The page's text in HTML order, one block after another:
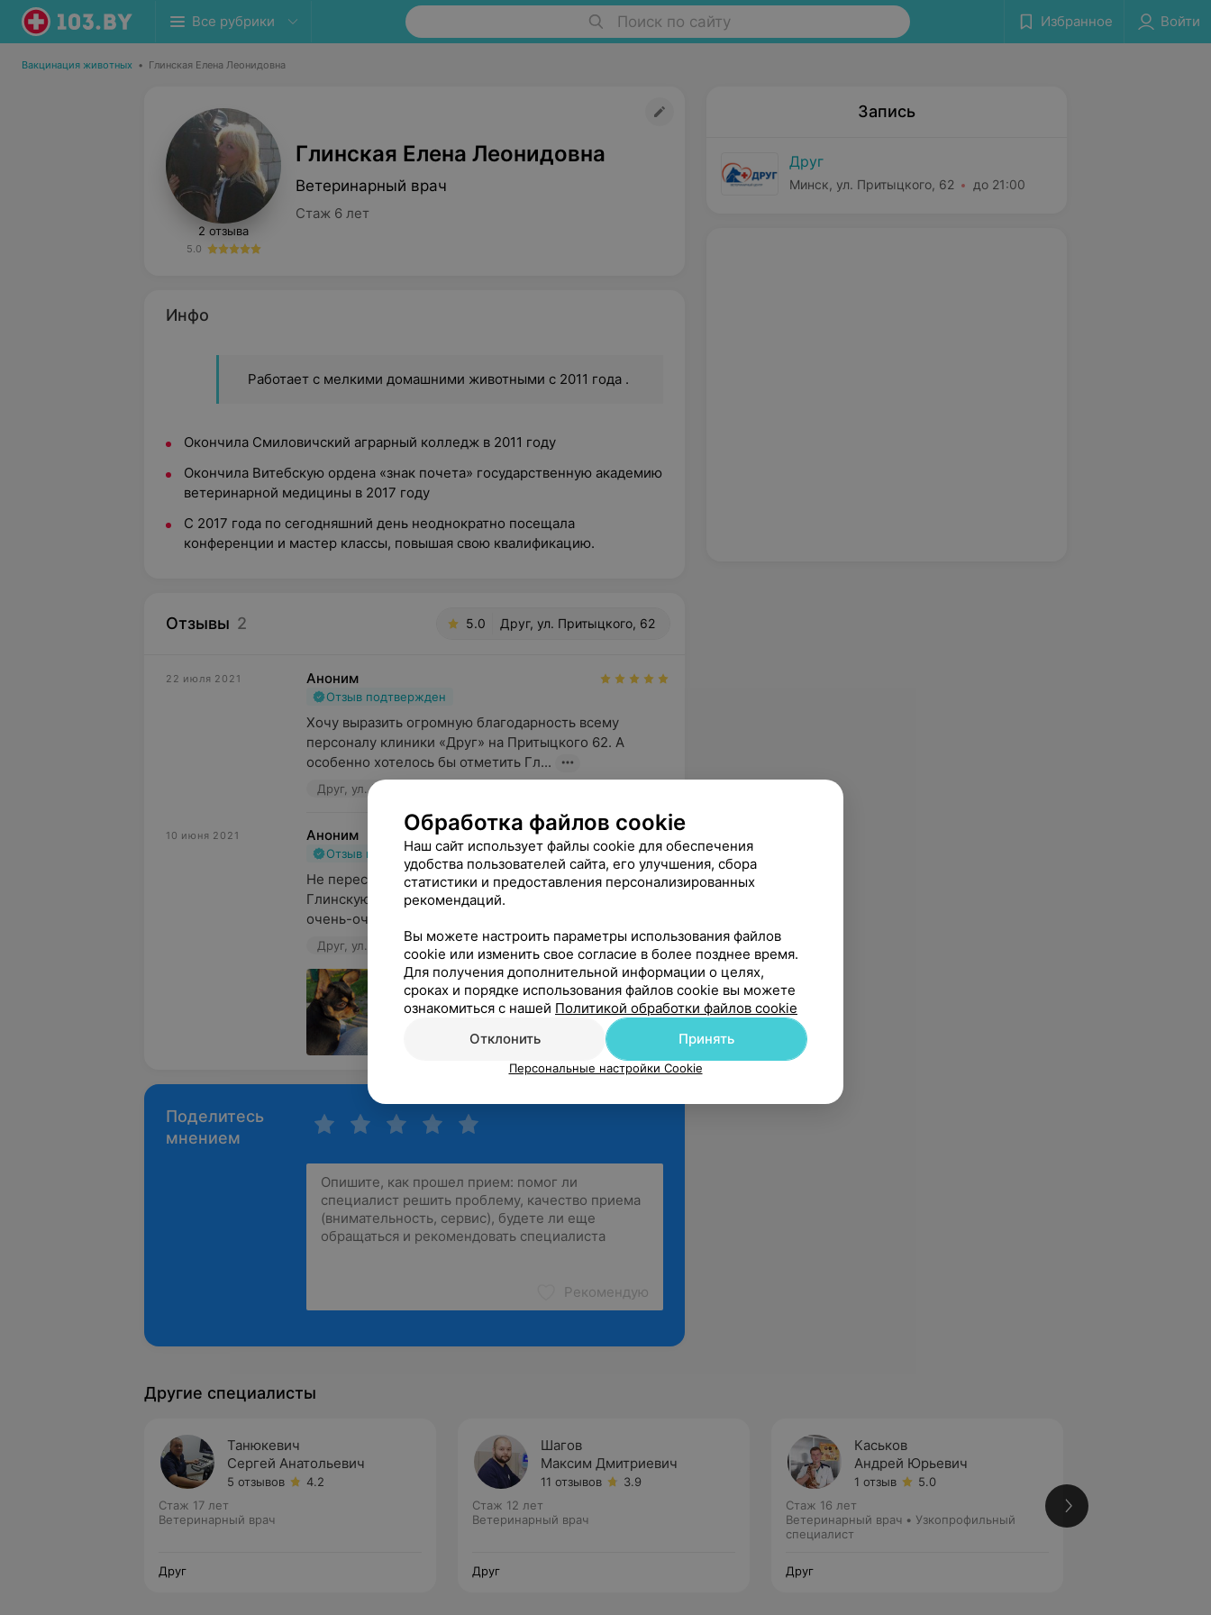
Все рубрики Поиск по сайту Избранное Войти
Вакцинация животных • Глинская Елена Леонидовна
2 отзыва
5.0
Глинская Елена Леонидовна
Ветеринарный врач
Стаж 6 лет
Инфо
Работает с мелкими домашними животными с 2011 года .
Окончила Смиловичский аграрный колледж в 2011 году
Окончила Витебскую ордена «знак почета» государственную академию
ветеринарной медицины в 2017 году
С 2017 года по сегодняшний день неоднократно посещала
конференции и мастер классы, повышая свою квалификацию.
Отзывы 2 5.0 Друг, ул. Притыцкого, 62
22 июля 2021 Аноним
Отзыв подтвержден
Хочу выразить огромную благодарность всему
персоналу клиники «Друг» на Притыцкого 62. А
особенно хотелось бы отметить Гл...
Друг, ул. Притыцкого, 62
10 июня 2021 Аноним
Отзыв подтвержден Рекомендую
Не перестаю благодарить нашего любимого доктора -
Глинскую Елену Леонидовну! Она-не просто врач,
очень-очень добрый,вним...
Друг, ул. Притыцкого, 62
Поделитесь
мнением
Рекомендую
Запись
Друг
Минск, ул. Притыцкого, 62 до 21:00
Другие специалисты
Танюкевич
Сергей Анатольевич
5 отзывов
4.2
Стаж 17 лет
Ветеринарный врач
Друг
Шагов
Максим Дмитриевич
11 отзывов
3.9
Стаж 12 лет
Ветеринарный врач
Друг
Каськов
Андрей Юрьевич
1 отзыв
5.0
Стаж 16 лет
Ветеринарный врач • Узкопрофильный
специалист
Друг
Обработка файлов cookie
Наш сайт использует файлы cookie для обеспечения
удобства пользователей сайта, его улучшения, сбора
статистики и предоставления персонализированных
рекомендаций.
Вы можете настроить параметры использования файлов
cookie или изменить свое согласие в более позднее время.
Для получения дополнительной информации о целях,
сроках и порядке использования файлов cookie вы можете
ознакомиться с нашей Политикой обработки файлов cookie
Отклонить
Принять
Персональные настройки Cookie